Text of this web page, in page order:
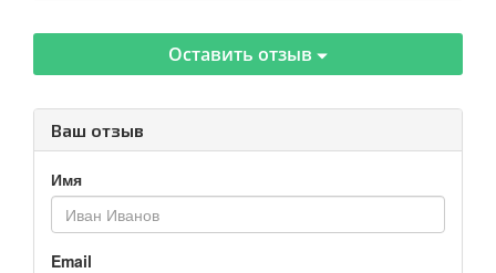
Оставить отзыв
Ваш отзыв
Имя
Email